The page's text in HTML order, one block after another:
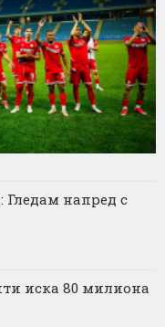
Гледам напред с
иска 80 милиона